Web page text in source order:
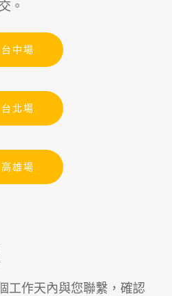
。
台中場
台北場
高雄場
工作天內與您聯繫，確認